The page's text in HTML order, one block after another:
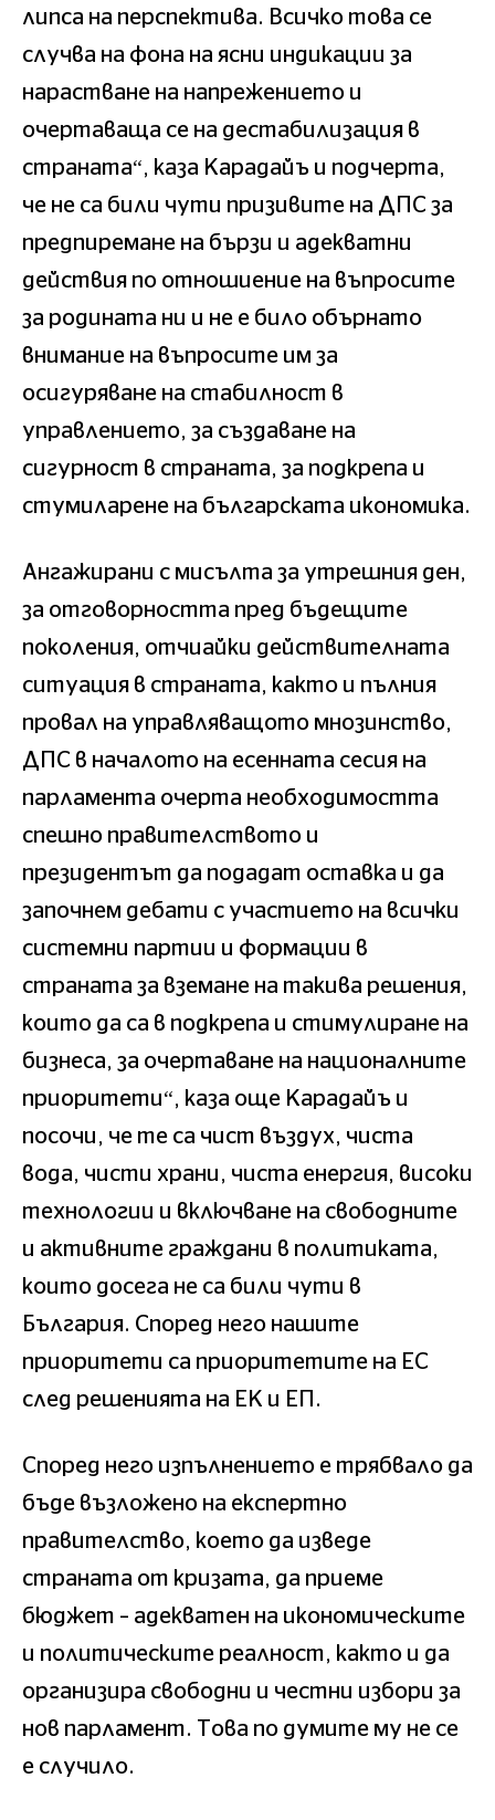
липса на перспектива. Всичко това се
случва на фона на ясни индикации за
нарастване на напрежението и
очертаваща се на дестабилизация в
страната“, каза Карадайъ и подчерта,
че не са били чути призивите на ДПС за
предпиремане на бързи и адекватни
действия по отношиение на въпросите
за родината ни и не е било обърнато
внимание на въпросите им за
осигуряване на стабилност в
управлението, за създаване на
сигурност в страната, за подкрепа и
стумиларене на българската икономика.
Ангажирани с мисълта за утрешния ден,
за отговорността пред бъдещите
поколения, отчиайки действителната
ситуация в страната, както и пълния
провал на управляващото мнозинство,
ДПС в началото на есенната сесия на
парламента очерта необходимостта
спешно правителството и
президентът да подадат оставка и да
започнем дебати с участието на всички
системни партии и формации в
страната за вземане на такива решения,
които да са в подкрепа и стимулиране на
бизнеса, за очертаване на националните
приоритети“, каза още Карадайъ и
посочи, че те са чист въздух, чиста
вода, чисти храни, чиста енергия, високи
технологии и включване на свободните
и активните граждани в политиката,
които досега не са били чути в
България. Според него нашите
приоритети са приоритетите на ЕС
след решенията на ЕК и ЕП.
Според него изпълнението е трябвало да
бъде възложено на експертно
правителство, което да изведе
страната от кризата, да приеме
бюджет – адекватен на икономическите
и политическите реалност, както и да
организира свободни и честни избори за
нов парламент. Това по думите му не се
е случило.